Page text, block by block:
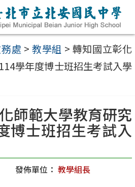
處 > 教學組 > 轉知國立彰化
學年度博士班招生考試入學
師範大學教育研究
博士班招生考試入
發佈單位： 教學組長